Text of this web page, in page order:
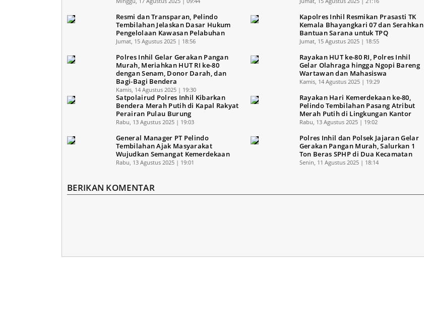
Resmi dan Transparan, Pelindo
Tembilahan Jelaskan Dasar Hukum
Pengelolaan Kawasan Pelabuhan
Jumat, 15 Agustus 2025 | 18:56
Kapolres Inhil Resmikan Prasasti TK
Kemala Bhayangkari 07 dan Serahkan
Bantuan Sarana untuk TPQ
Jumat, 15 Agustus 2025 | 18:55
Polres Inhil Gelar Gerakan Pangan
Murah, Meriahkan HUT RI ke-80
dengan Senam, Donor Darah, dan
Bagi-Bagi Bendera
Kamis, 14 Agustus 2025 | 19:30
Rayakan HUT ke-80 RI, Polres Inhil
Gelar Olahraga hingga Ngopi Bareng
Wartawan dan Mahasiswa
Kamis, 14 Agustus 2025 | 19:29
Satpolairud Polres Inhil Kibarkan
Bendera Merah Putih di Kapal Rakyat
Perairan Pulau Burung
Rabu, 13 Agustus 2025 | 19:03
Rayakan Hari Kemerdekaan ke-80,
Pelindo Tembilahan Pasang Atribut
Merah Putih di Lingkungan Kantor
Rabu, 13 Agustus 2025 | 19:02
General Manager PT Pelindo
Tembilahan Ajak Masyarakat
Wujudkan Semangat Kemerdekaan
Rabu, 13 Agustus 2025 | 19:01
Polres Inhil dan Polsek Jajaran Gelar
Gerakan Pangan Murah, Salurkan 1
Ton Beras SPHP di Dua Kecamatan
Senin, 11 Agustus 2025 | 18:14
BERIKAN KOMENTAR